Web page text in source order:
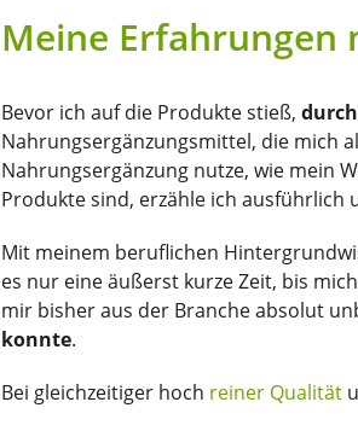
Meine Erfahrungen
Bevor ich auf die Produkte stieß,
Nahrungsergänzungsmittel, die mich
Nahrungsergänzung nutze, wie mein
Produkte sind, erzähle ich ausführlich
Mit meinem beruflichen
es nur eine äußerst kurze Zeit, bis
mir bisher aus der Branche absolut
konnte.
Bei gleichzeitiger hoch reiner Qualität